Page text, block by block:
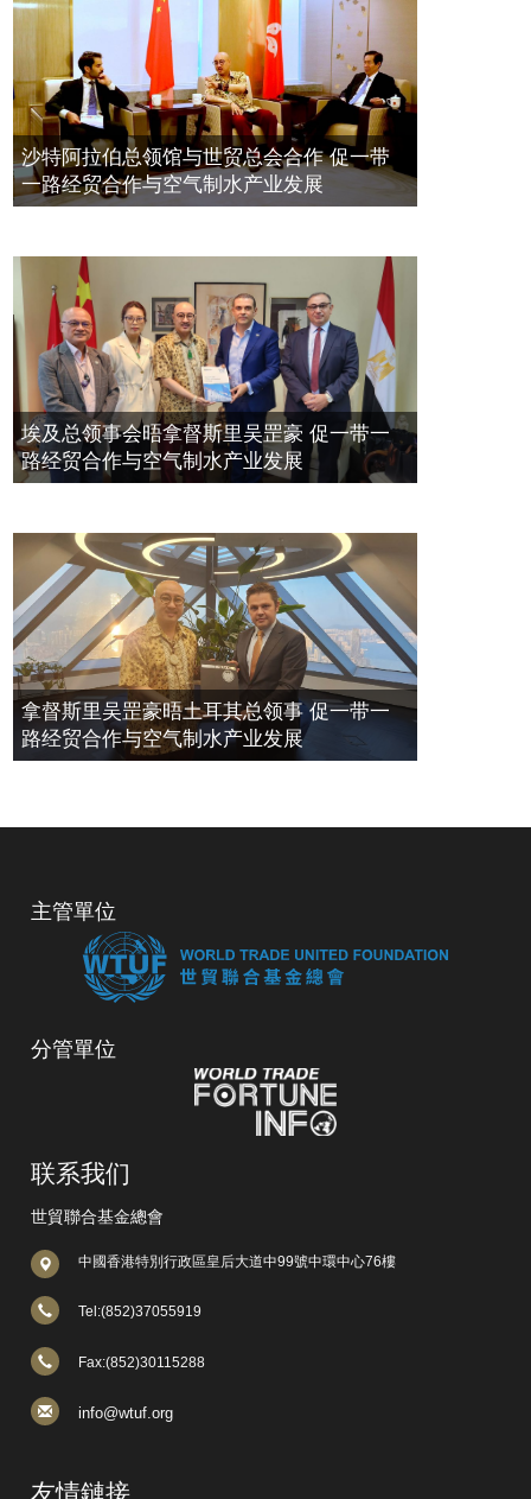
带一路经贸合作与空气制水产业发展
2023年11月23日
拿督斯里吴罡豪晤土耳其总领事 促一
带一路经贸合作与空气制水产业发展
2023年11月23日
標量波光量子導入系統聯合國總部拿
督斯裏吳達鎔教授首發
2021年12月10日
空氣制水發明人吳達鎔出席聯合國環
境科政商管治聯盟會議
沙特阿拉伯总领馆与世贸总会合作 促一带
一路经贸合作与空气制水产业发展
埃及总领事会晤拿督斯里吴罡豪 促一带一
路经贸合作与空气制水产业发展
拿督斯里吴罡豪晤土耳其总领事 促一带一
路经贸合作与空气制水产业发展
主管單位
分管單位
联系我们
世貿聯合基金總會
中國香港特別行政區皇后大道中99號中環中心76樓
Tel:(852)37055919
Fax:(852)30115288
info@wtuf.org
友情鏈接